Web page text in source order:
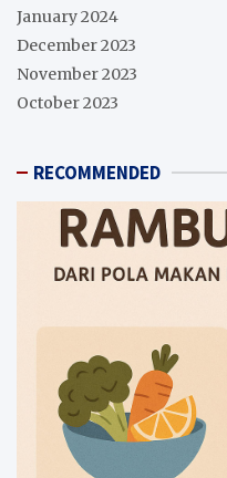
January 2024
December 2023
November 2023
October 2023
RECOMMENDED